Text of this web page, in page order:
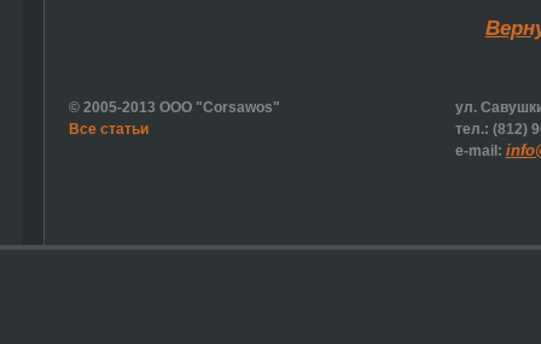
© 2005-2013 ООО "Corsawos"
Все статьи
ул.
тел.: (812)
e-mail: